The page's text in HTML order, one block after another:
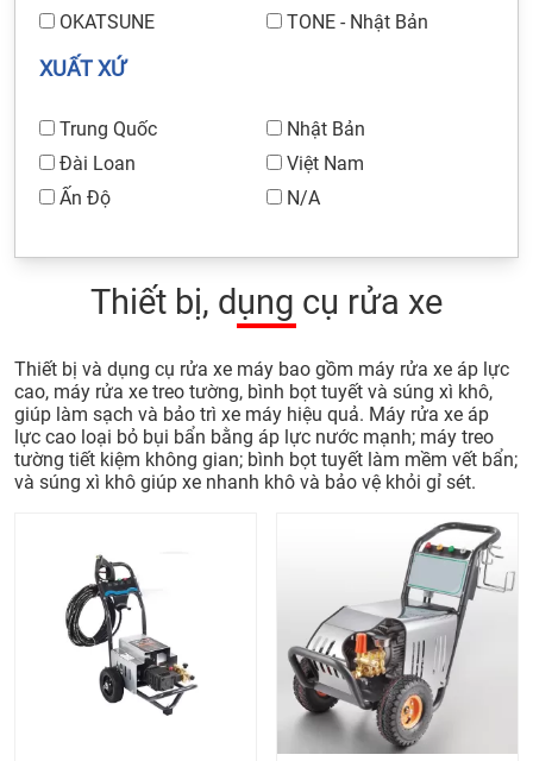
OKATSUNE
TONE - Nhật Bản
XUẤT XỨ
Trung Quốc
Nhật Bản
Đài Loan
Việt Nam
Ấn Độ
N/A
Thiết bị, dụng cụ rửa xe
Thiết bị và dụng cụ rửa xe máy bao gồm máy rửa xe áp lực
cao, máy rửa xe treo tường, bình bọt tuyết và súng xì khô,
giúp làm sạch và bảo trì xe máy hiệu quả. Máy rửa xe áp
lực cao loại bỏ bụi bẩn bằng áp lực nước mạnh; máy treo
tường tiết kiệm không gian; bình bọt tuyết làm mềm vết bẩn;
và súng xì khô giúp xe nhanh khô và bảo vệ khỏi gỉ sét.